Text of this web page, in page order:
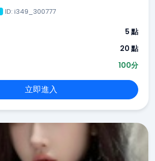
ID: i349_300777
5 點
20 點
100分
立即進入